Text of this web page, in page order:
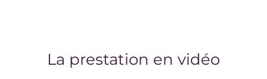
La prestation en vidéo